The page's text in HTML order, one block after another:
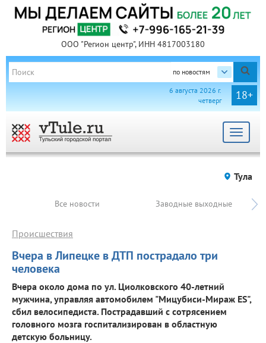
ООО "Регион центр", ИНН 4817003180
по новостям
18+
6 августа 2026 г.
четверг
Toggle
Тула
Все новости Заводные выходные
Вчера в Липецке в ДТП пострадало три
человека
Происшествия
Вчера около дома по ул. Циолковского 40-летний
мужчина, управляя автомобилем "Мицубиси-Мираж ЕS",
сбил велосипедиста. Пострадавший с сотрясением
головного мозга госпитализирован в областную
детскую больницу.